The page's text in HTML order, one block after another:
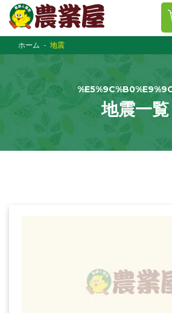
ホーム 地震
地震一覧